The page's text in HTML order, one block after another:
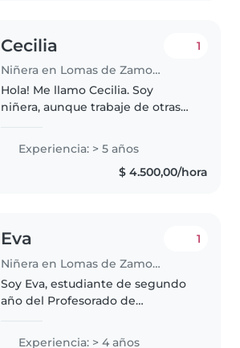
Cecilia
Niñera en Lomas de Zamora (Buenos Aires)
1
Hola! Me llamo Cecilia. Soy
niñera, aunque trabaje de otras
este rubro.. me llevo muy bien
con los niños, me encanta pasar
tiempo con ellos dibujando y
Experiencia: > 5 años
$ 4.500,00/hora
Eva
Niñera en Lomas de Zamora (Buenos Aires)
1
Soy Eva, estudiante de segundo
año del Profesorado de
de experiencia cuidando chicos
Experiencia: > 4 años